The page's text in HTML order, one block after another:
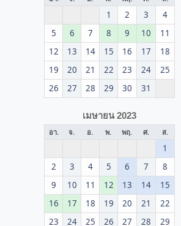
1 2 3
4
5
6 7 8 9 10
11
12
13 14 15 16 17
18
19
20 21 22 23 24
25
26
27 28 29 30 31
เมษายน 2023
อา. จ. อ. พ. พฤ. ศ. ส.
1
2
3 4 5 6 7
8
9
10 11 12 13 14
15
16
17 18 19 20 21
22
23
24 25 26 27 28
29